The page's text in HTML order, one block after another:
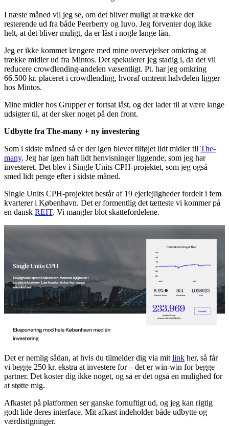
I næste måned vil jeg se, om det bliver muligt at trække det
resterende ud fra både Peerberry og Iuvo. Jeg forventer dog ikke
helt, at det bliver muligt, da er låst i nogle lange lån.
Jeg er ikke kommet længere med mine overvejelser omkring at
trække midler ud fra Mintos. Det spekulerer jeg stadig i, da det vil
reducere crowdlending-andelen væsentligt. Pt. har jeg omkring
66.500 kr. placeret i crowdlending, hvoraf omtrent halvdelen ligger
hos Mintos.
Mine midler hos Grupper er fortsat låst, og der lader til at være lange
udsigter til, at der sker noget på den front.
Udbytte fra The-many + ny investering
Som i sidste måned så er der igen blevet tilføjet lidt midler til The-
many. Jeg har igen haft lidt henvisninger liggende, som jeg har
investeret. Det blev i Single Units CPH-projektet, som jeg også
smed lidt penge efter i sidste måned.
Single Units CPH-projektet består af 19 ejerlejligheder fordelt i fem
kvarterer i København. Det er formentlig det tætteste vi kommer på
en dansk REIT. Vi mangler blot skattefordelene.
Det er nemlig sådan, at hvis du tilmelder dig via mit link her, så får
vi begge 250 kr. ekstra at investere for – det er win-win for begge
partner. Det koster dig ikke noget, og så er det også en mulighed for
at støtte mig.
Afkastet på platformen ser ganske fornuftigt ud, og jeg kan rigtig
godt lide deres interface. Mit afkast indeholder både udbytte og
værdistigninger.